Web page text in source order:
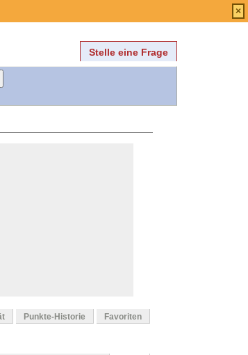
Stelle eine Frage
Punkte-Historie Favoriten
×